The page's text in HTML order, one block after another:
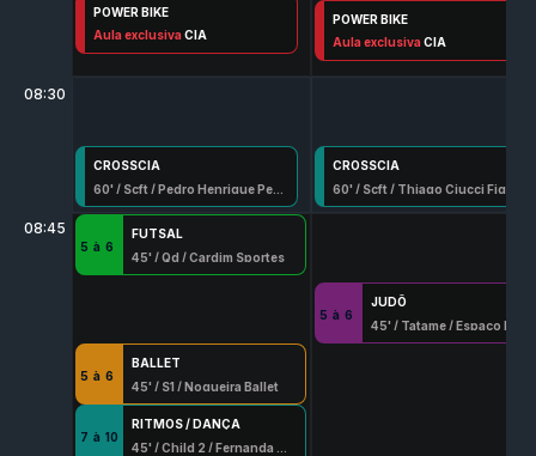
08:30
08:45
POWER BIKE
50' /Spn/Joao Knox Teles
Aula exclusivaCIA
CROSSCIA
60' / Scft/Pedro Henrique Penna
FUTSAL
5 à 6
45' /Qd /Cardim Sportes
BALLET
5 à 6
45' / S1 /Nogueira Ballet
RITMOS / DANÇA
7 à 10
45' /Child 2 /Fernanda Seixo Lopes
POWER BIKE
50' /Spn/Marcello Mecarelli 1137-G/Df
Aula exclusivaCIA
CROSSCIA
60' / Scft/ Thiago Ciucci Figueredo
JUDÔ
5 à 6
45' / Tatame/Espaço Marques Judo